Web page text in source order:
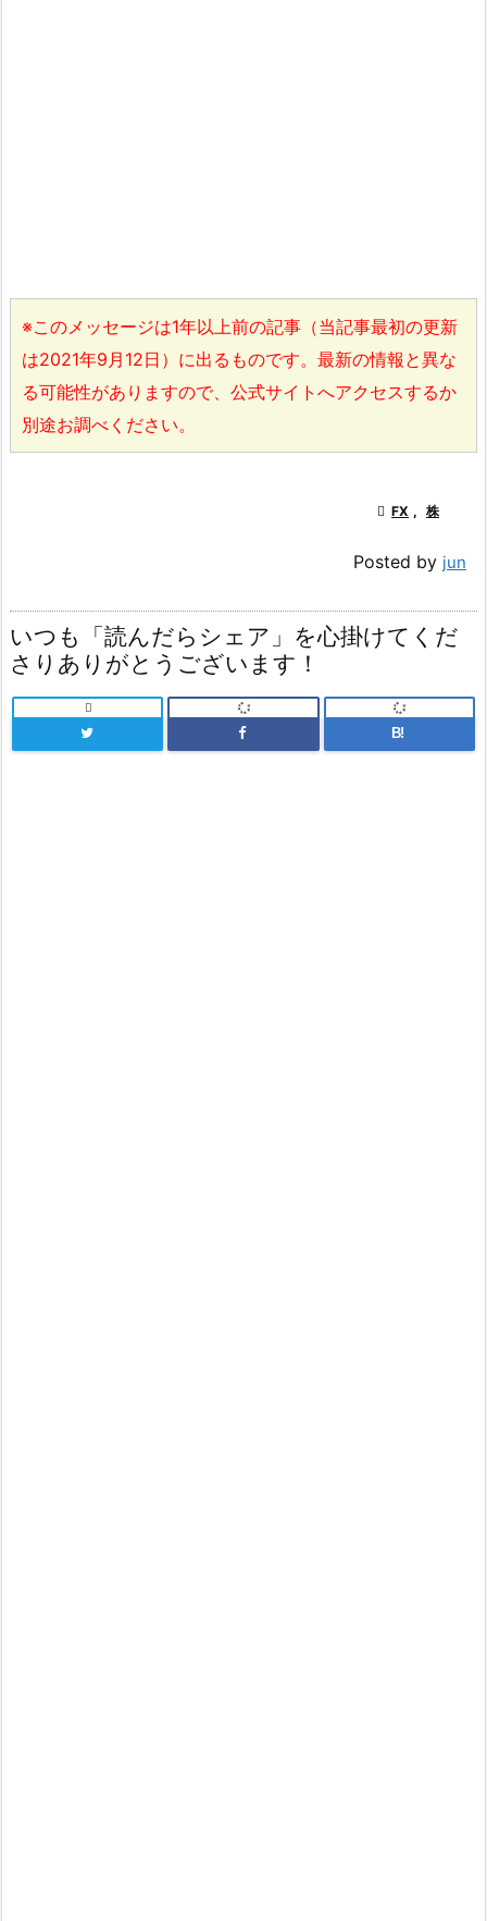
※このメッセージは1年以上前の記事（当記事最初の更新
は2021年9月12日）に出るものです。最新の情報と異な
る可能性がありますので、公式サイトへアクセスするか
別途お調べください。
 FX , 株
Posted by jun
いつも「読んだらシェア」を心掛けてくだ
さりありがとうございます！

B!